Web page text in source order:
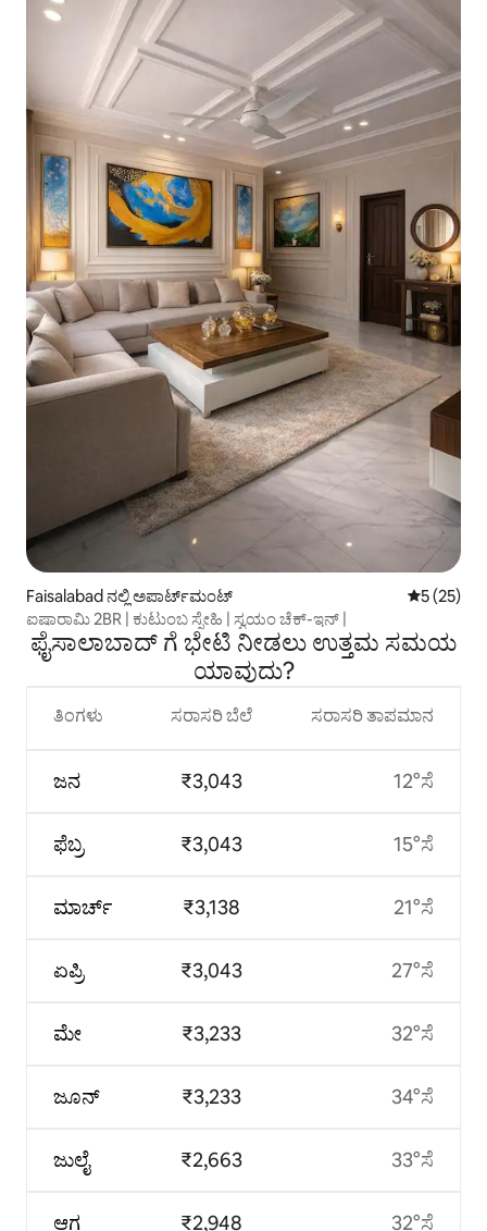
Faisalabad ನಲ್ಲಿ ಅಪಾರ್ಟ್‌ಮಂಟ್ 5 ರಲ್ಲಿ 5
5 (25)
ಐಷಾರಾಮಿ 2BR | ಕುಟುಂಬ ಸ್ನೇಹಿ | ಸ್ವಯಂ ಚೆಕ್-ಇನ್ |
ಫೈಸಾಲಾಬಾದ್ ಗೆ ಭೇಟಿ ನೀಡಲು ಉತ್ತಮ ಸಮಯ
ಯಾವುದು?
ತಿಂಗಳು
ಜನ
ಫೆಬ್ರ
ಮಾರ್ಚ್
ಏಪ್ರಿ
ಮೇ
ಜೂನ್
ಜುಲೈ
ಆಗ
ಸರಾಸರಿ ಬೆಲೆ
₹3,043
₹3,043
₹3,138
₹3,043
₹3,233
₹3,233
₹2,663
₹2,948
ಸರಾಸರಿ ತಾಪಮಾನ
12°ಸೆ
15°ಸೆ
21°ಸೆ
27°ಸೆ
32°ಸೆ
34°ಸೆ
33°ಸೆ
32°ಸೆ